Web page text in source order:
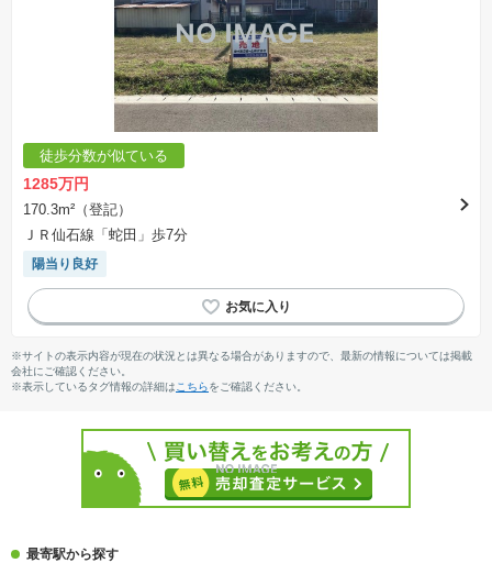
徒歩分数が似ている
1285万円
170.3m²（登記）
ＪＲ仙石線「蛇田」歩7分
陽当り良好
※サイトの表示内容が現在の状況とは異なる場合がありますので、最新の情報については掲載
会社にご確認ください。
※表示しているタグ情報の詳細は こちらをご確認ください。
最寄駅から探す